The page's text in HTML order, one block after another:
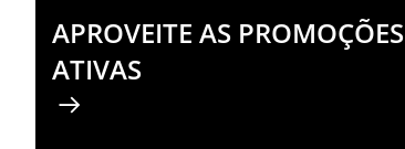
APROVEITE AS PROMOÇÕES
ATIVAS